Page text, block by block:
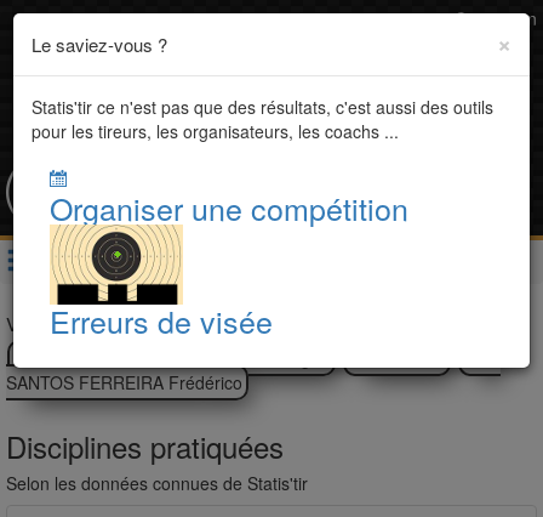
Connexion
Accueil Tireurs
Voir aussi
TORROCCI Stéphane
SANTOS FERREIRA Frédérico
Disciplines pratiquées
Selon les données connues de Statis'tir
×
Le saviez-vous ?
Statis'tir ce n'est pas que des résultats, c'est aussi des outils
pour les tireurs, les organisateurs, les coachs ...
Organiser une compétition
Erreurs de visée